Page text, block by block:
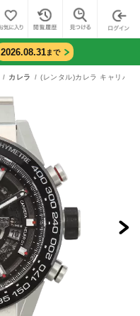
2026.08.31まで
カレラ (レンタル)カレラ キャリバ